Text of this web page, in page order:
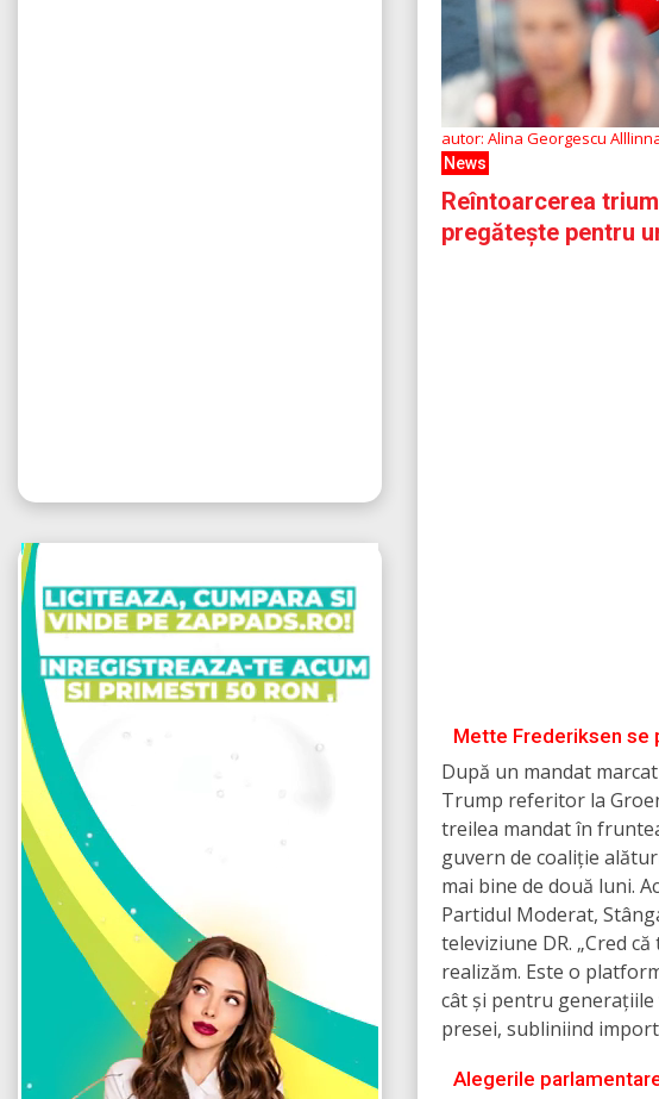
autor: Alina Georgescu
News
Reîntoarcerea
pregătește pentru
Mette Frederiksen se
După un mandat
Trump referitor la
treilea mandat în
guvern de coaliție
mai bine de două luni.
Partidul Moderat,
televiziune DR. „Cred
realizăm. Este o
cât și pentru generațiile
presei, subliniind
Alegerile